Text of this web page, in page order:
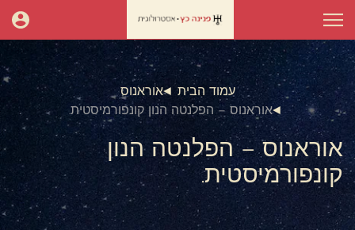
עמוד הבית
אוראנוס
אוראנוס – הפלנטה הנון קונפורמיסטית.
אוראנוס – הפלנטה הנון
קונפורמיסטית.